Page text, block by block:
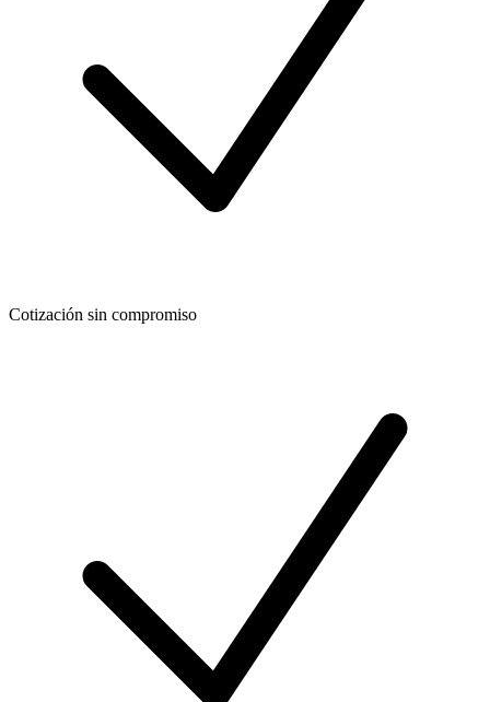
Cotización sin compromiso